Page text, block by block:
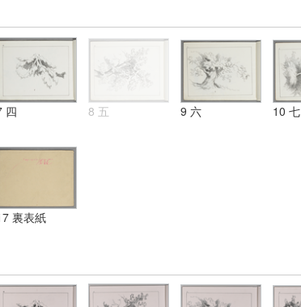
四 8 五 9 六 10 七
裏表紙